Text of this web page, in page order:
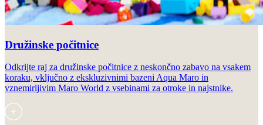
Družinske počitnice
Odkrijte raj za družinske počitnice z neskončno zabavo na vsakem
koraku, vključno z ekskluzivnimi bazeni Aqua Maro in
vznemirljivim Maro World z vsebinami za otroke in najstnike.